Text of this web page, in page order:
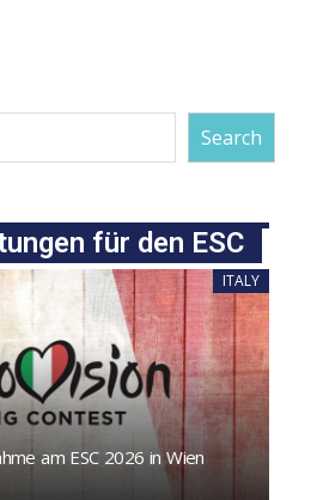
Search
für den ESC
ITALY
am ESC 2026 in Wien